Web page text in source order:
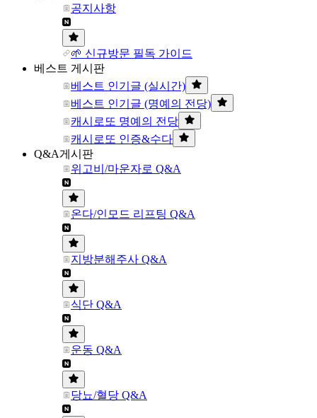
공지사항
🌱 신규방문 필독 가이드
베스트 게시판
베스트 인기글 (실시간)
베스트 인기글 (명예의 전당)
캐시로또 명예의 전당
캐시로또 인증&수다
Q&A게시판
위고비/마운자로 Q&A
온다/인모드 리프팅 Q&A
지방분해주사 Q&A
식단 Q&A
운동 Q&A
당뇨/혈당 Q&A